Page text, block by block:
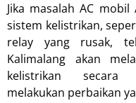
Jika masalah AC
sistem kelistrikan,
relay yang rusak,
Kalimalang akan
kelistrikan secara
melakukan perbaikan